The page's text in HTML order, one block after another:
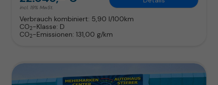
incl. 19% MwSt.
Verbrauch kombiniert: 5,90 l/100km
CO2-Klasse: D
CO2-Emissionen: 131,00 g/km